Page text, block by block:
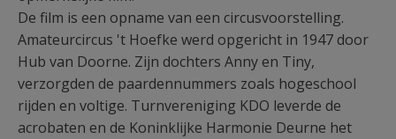
De film is een opname van een circusvoorstelling.
Amateurcircus 't Hoefke werd opgericht in 1947 door
Hub van Doorne. Zijn dochters Anny en Tiny,
verzorgden de paardennummers zoals hogeschool
rijden en voltige. Turnvereniging KDO leverde de
acrobaten en de Koninklijke Harmonie Deurne het